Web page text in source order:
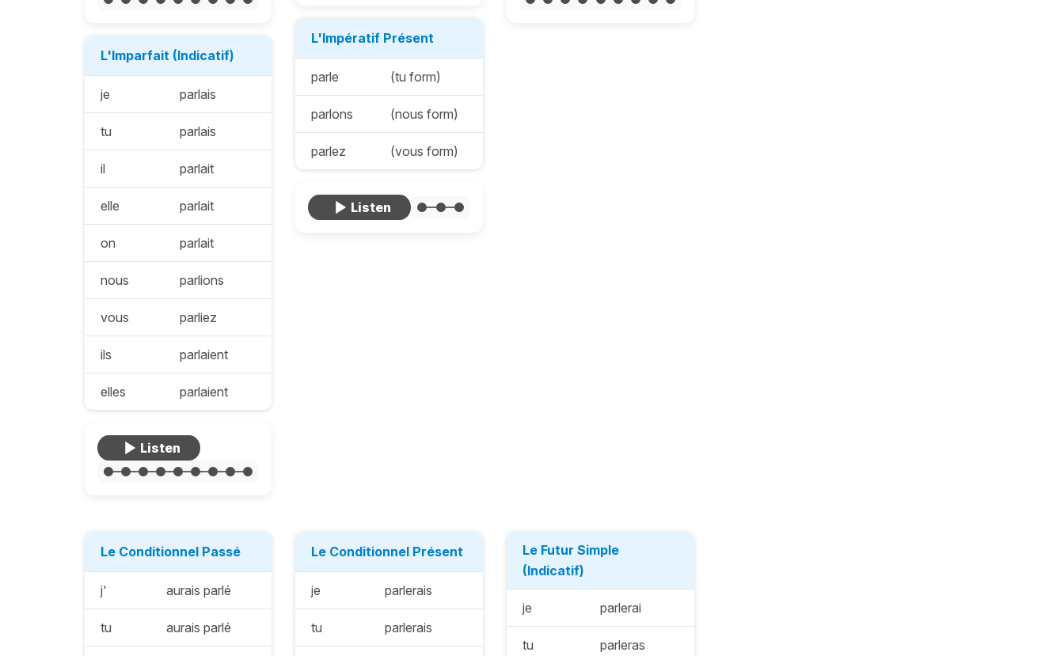
L'Imparfait (Indicatif)
je parlais
tu parlais
il parlait
elle parlait
on parlait
nous parlions
vous parliez
ils parlaient
elles parlaient
L'Impératif Présent
parle (tu form)
parlons (nous form)
parlez (vous form)
Le Conditionnel Passé
j' aurais parlé
tu aurais parlé
Le Conditionnel Présent
je parlerais
tu parlerais
Le Futur Simple
(Indicatif)
je parlerai
tu parleras